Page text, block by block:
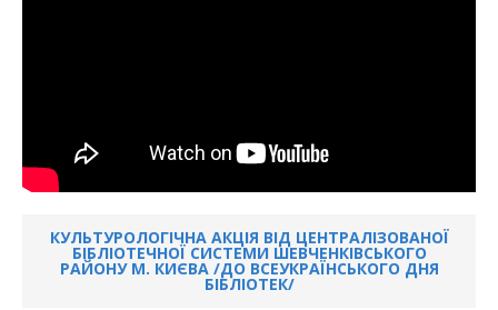
КУЛЬТУРОЛОГІЧНА АКЦІЯ ВІД ЦЕНТРАЛІЗОВАНОЇ
БІБЛІОТЕЧНОЇ СИСТЕМИ ШЕВЧЕНКІВСЬКОГО
РАЙОНУ М. КИЄВА /ДО ВСЕУКРАЇНСЬКОГО ДНЯ
БІБЛІОТЕК/